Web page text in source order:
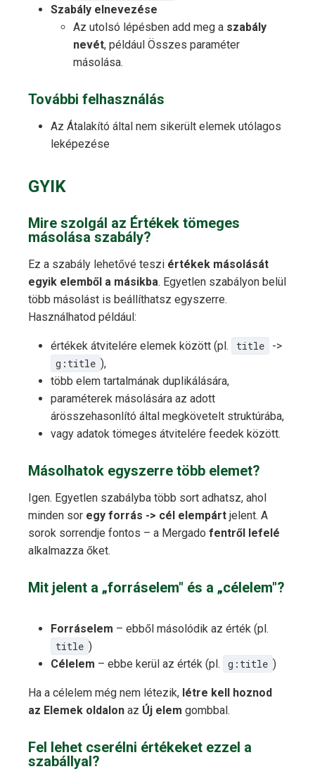
Szabály elnevezése
Az utolsó lépésben add meg a szabály
nevét, például Összes paraméter
másolása.
További felhasználás
Az Átalakító által nem sikerült elemek utólagos
leképezése
GYIK
Mire szolgál az Értékek tömeges
másolása szabály?
Ez a szabály lehetővé teszi értékek másolását
egyik elemből a másikba. Egyetlen szabályon belül
több másolást is beállíthatsz egyszerre.
Használhatod például:
értékek átvitelére elemek között (pl. title
->
g:title ),
több elem tartalmának duplikálására,
paraméterek másolására az adott
árösszehasonlító által megkövetelt struktúrába,
vagy adatok tömeges átvitelére feedek között.
Másolhatok egyszerre több elemet?
Igen. Egyetlen szabályba több sort adhatsz, ahol
minden sor egy forrás -> cél elempárt jelent. A
sorok sorrendje fontos – a Mergado fentről lefelé
alkalmazza őket.
Mit jelent a „forráselem" és a „célelem"?
Forráselem – ebből másolódik az érték (pl.
title )
Célelem – ebbe kerül az érték (pl. g:title )
Ha a célelem még nem létezik, létre kell hoznod
az Elemek oldalon az Új elem gombbal.
Fel lehet cserélni értékeket ezzel a
szabállyal?